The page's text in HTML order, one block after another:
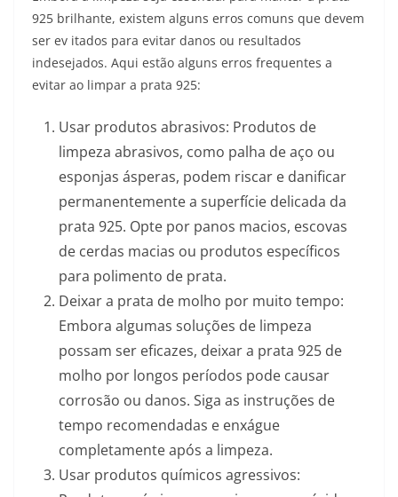
925 brilhante, existem alguns erros comuns que devem
ser ev itados para evitar danos ou resultados
indesejados. Aqui estão alguns erros frequentes a
evitar ao limpar a prata 925:
Usar produtos abrasivos: Produtos de
limpeza abrasivos, como palha de aço ou
esponjas ásperas, podem riscar e danificar
permanentemente a superfície delicada da
prata 925. Opte por panos macios, escovas
de cerdas macias ou produtos específicos
para polimento de prata.
Deixar a prata de molho por muito tempo:
Embora algumas soluções de limpeza
possam ser eficazes, deixar a prata 925 de
molho por longos períodos pode causar
corrosão ou danos. Siga as instruções de
tempo recomendadas e enxágue
completamente após a limpeza.
Usar produtos químicos agressivos: